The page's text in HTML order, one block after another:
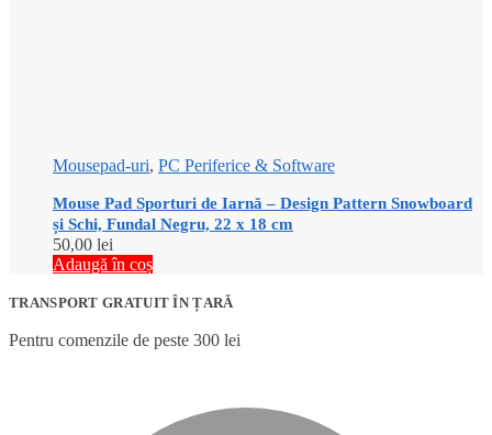
Mousepad-uri, PC Periferice & Software
Mouse Pad Sporturi de Iarnă – Design Pattern Snowboard
și Schi, Fundal Negru, 22 x 18 cm
50,00 lei
Adaugă în coș
TRANSPORT GRATUIT ÎN ȚARĂ
Pentru comenzile de peste 300 lei